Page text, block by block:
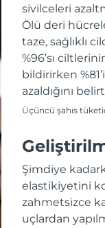
sivilceleri
Ölü deri
taze, sağlıklı
%96’sı
bildirirken
azaldığını
Üçüncü şahıs
Şimdiye
elastikiyetini
zahmetsizce
uçlardan